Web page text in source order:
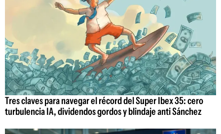
Tres claves para navegar el récord del Super Ibex 35: cero
turbulencia IA, dividendos gordos y blindaje anti Sánchez